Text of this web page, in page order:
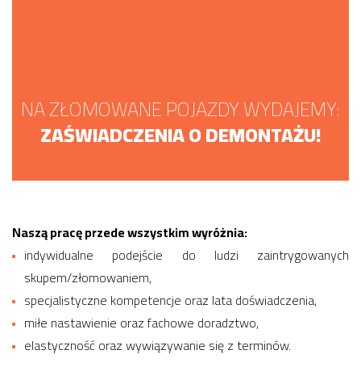
NA ZŁOMOWANE POJAZDY WYDAJEMY:
ZAŚWIADCZENIA O DEMONTAŻU!
Naszą pracę przede wszystkim wyróżnia:
indywidualne podejście do ludzi zaintrygowanych
skupem/złomowaniem,
specjalistyczne kompetencje oraz lata doświadczenia,
miłe nastawienie oraz fachowe doradztwo,
elastyczność oraz wywiązywanie się z terminów.